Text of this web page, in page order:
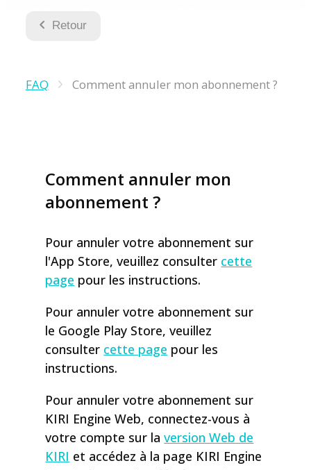
Retour
FAQ Comment annuler mon abonnement ?
Comment annuler mon
abonnement ?
Pour annuler votre abonnement sur
l'App Store, veuillez consulter cette
page pour les instructions.
Pour annuler votre abonnement sur
le Google Play Store, veuillez
consulter cette page pour les
instructions.
Pour annuler votre abonnement sur
KIRI Engine Web, connectez-vous à
votre compte sur laversion Web de
KIRI et accédez à la page KIRI Engine